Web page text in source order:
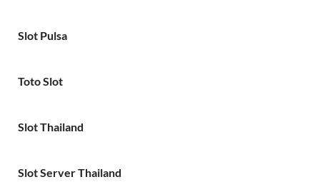
Slot Pulsa
Toto Slot
Slot Thailand
Slot Server Thailand